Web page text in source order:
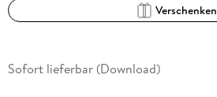
Verschenken
Sofort lieferbar (Download)